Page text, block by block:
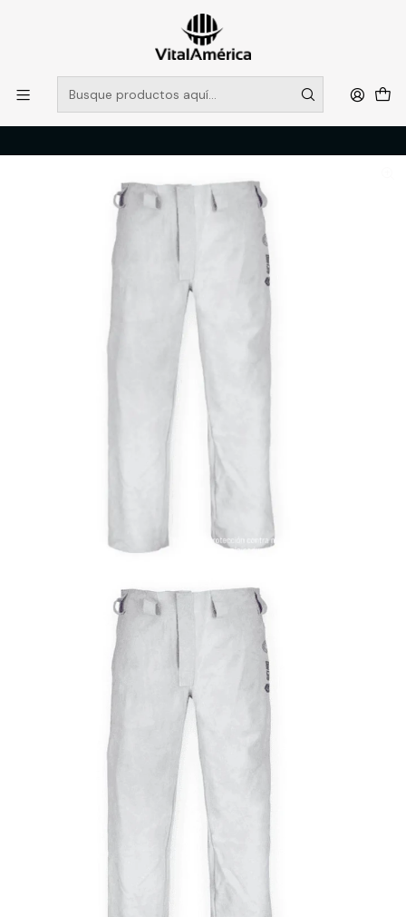
POR SISTEMA FRONTAL SOLO RETIROS EN TIENDA, DESDE
MUCHAS GRACIAS +569 5956 2237
Leer más
Inicio Catálogo SOLDADOR
TRAJE SOLDADOR
PANTALON SOLDADOR SICURO CUERO T/XL